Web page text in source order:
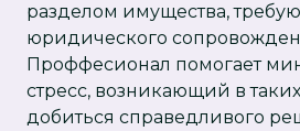
разделом имущества,
юридического
Проффесионал помогает
стресс, возникающий в
добиться справедливого